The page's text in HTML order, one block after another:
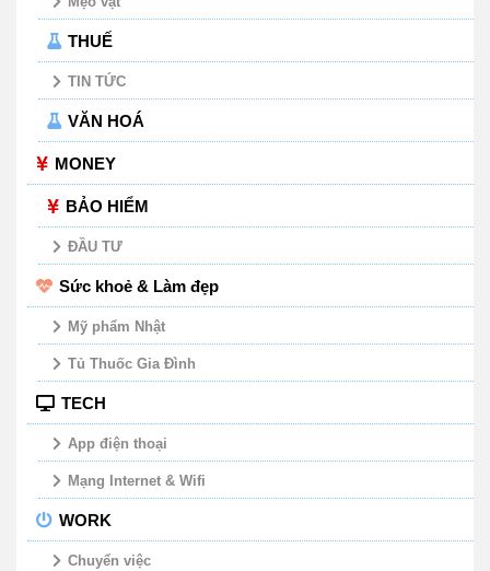
THUẾ
TIN TỨC
VĂN HOÁ
MONEY
BẢO HIỂM
ĐẦU TƯ
Sức khoẻ & Làm đẹp
Mỹ phẩm Nhật
Tủ Thuốc Gia Đình
TECH
App điện thoại
Mạng Internet & Wifi
WORK
Chuyển việc